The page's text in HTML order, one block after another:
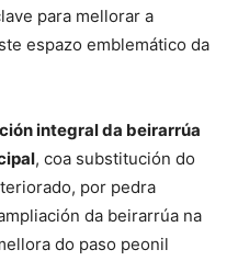
para mellorar a
espazo emblemático da
integral da beirarrúa
, coa substitución do
por pedra
da beirarrúa na
do paso peonil